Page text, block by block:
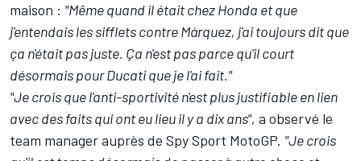
maison : "Même quand il était chez Honda et que
j'entendais les sifflets contre Márquez, j'ai toujours dit que
ça n'était pas juste. Ça n'est pas parce qu'il court
désormais pour Ducati que je l'ai fait."
"Je crois que l'anti-sportivité n'est plus justifiable en lien
avec des faits qui ont eu lieu il y a dix ans", a observé le
team manager auprès de Spy Sport MotoGP. "Je crois